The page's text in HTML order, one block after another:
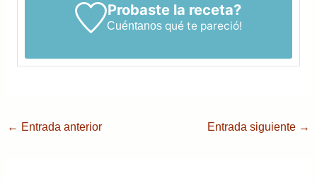
Probaste la receta?
Cuéntanosqué te pareció!
← Entrada anterior Entrada siguiente →